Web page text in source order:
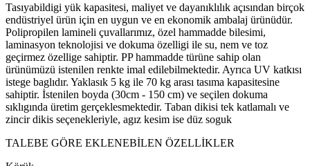
Tasıyabildigi yük kapasitesi, maliyet ve dayanıklılık açısından birçok
endüstriyel ürün için en uygun ve en ekonomik ambalaj ürünüdür.
Polipropilen lamineli çuvallarımız, özel hammadde bilesimi,
laminasyon teknolojisi ve dokuma özelligi ile su, nem ve toz
geçirmez özellige sahiptir. PP hammadde türüne sahip olan
ürünümüzü istenilen renkte imal edilebilmektedir. Ayrıca UV katkısı
istege baglıdır. Yaklasık 5 kg ile 70 kg arası tasıma kapasitesine
sahiptir. İstenilen boyda (30cm - 150 cm) ve seçilen dokuma
sıklıgında üretim gerçeklesmektedir. Taban dikisi tek katlamalı ve
zincir dikis seçenekleriyle, agız kesim ise düz soguk
TALEBE GÖRE EKLENEBİLEN ÖZELLİKLER